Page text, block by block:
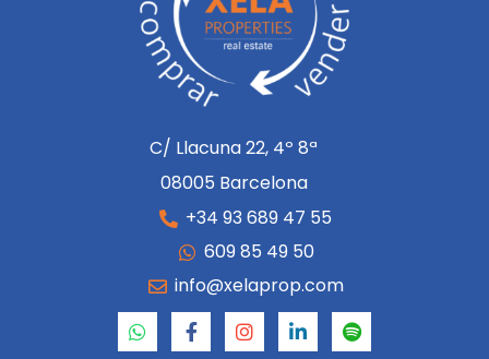
C/ Llacuna 22, 4º 8ª
08005 Barcelona
+34 93 689 47 55
609 85 49 50
info@xelaprop.com